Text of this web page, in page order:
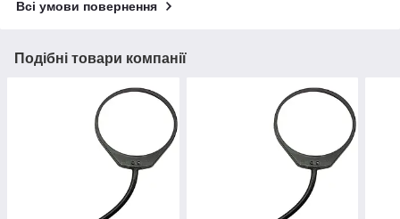
Всі умови повернення
Подібні товари компанії